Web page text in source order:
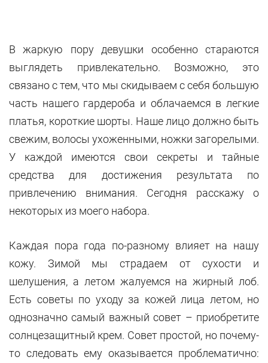
В жаркую пору девушки особенно стараются
выглядеть привлекательно. Возможно, это
связано с тем, что мы скидываем с себя большую
часть нашего гардероба и облачаемся в легкие
платья, короткие шорты. Наше лицо должно быть
свежим, волосы ухоженными, ножки загорелыми.
У каждой имеются свои секреты и тайные
средства для достижения результата по
привлечению внимания. Сегодня расскажу о
некоторых из моего набора.
Каждая пора года по-разному влияет на нашу
кожу. Зимой мы страдаем от сухости и
шелушения, а летом жалуемся на жирный лоб.
Есть советы по уходу за кожей лица летом, но
однозначно самый важный совет – приобретите
солнцезащитный крем. Совет простой, но почему-
то следовать ему оказывается проблематично: